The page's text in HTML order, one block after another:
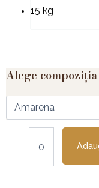
15 kg
Alege compoziția